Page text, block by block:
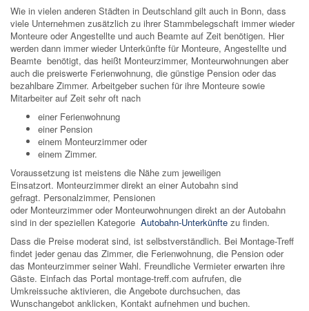
Wie in vielen anderen Städten in Deutschland gilt auch in Bonn, dass
viele Unternehmen zusätzlich zu ihrer Stammbelegschaft immer wieder
Monteure oder Angestellte und auch Beamte auf Zeit benötigen. Hier
werden dann immer wieder Unterkünfte für Monteure, Angestellte und
Beamte benötigt, das heißt Monteurzimmer, Monteurwohnungen aber
auch die preiswerte Ferienwohnung, die günstige Pension oder das
bezahlbare Zimmer. Arbeitgeber suchen für ihre Monteure sowie
Mitarbeiter auf Zeit sehr oft nach
einer Ferienwohnung
einer Pension
einem Monteurzimmer oder
einem Zimmer.
Voraussetzung ist meistens die Nähe zum jeweiligen
Einsatzort. Monteurzimmer direkt an einer Autobahn sind
gefragt. Personalzimmer, Pensionen
oder Monteurzimmer oder Monteurwohnungen direkt an der Autobahn
sind in der speziellen Kategorie Autobahn-Unterkünfte zu finden.
Dass die Preise moderat sind, ist selbstverständlich. Bei Montage-Treff
findet jeder genau das Zimmer, die Ferienwohnung, die Pension oder
das Monteurzimmer seiner Wahl. Freundliche Vermieter erwarten ihre
Gäste. Einfach das Portal montage-treff.com aufrufen, die
Umkreissuche aktivieren, die Angebote durchsuchen, das
Wunschangebot anklicken, Kontakt aufnehmen und buchen.